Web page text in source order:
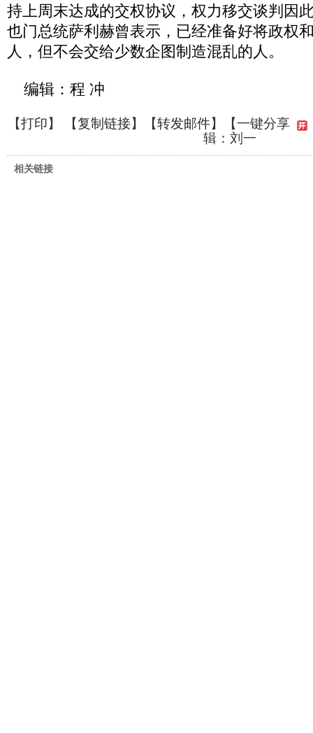
持上周末达成的交权协议，权力移交谈判因
也门总统萨利赫曾表示，已经准备好将政权
人，但不会交给少数企图制造混乱的人。
编辑：程 冲
【打印】 【复制链接】【转发邮件】
【一键分享
辑：刘一
相关链接